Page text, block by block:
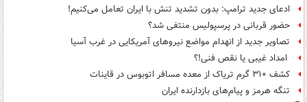
ادعای جدید ترامپ: بدون تشدید تنش با ایران تعامل می‌کنیم!
حضور قربانی در پرسپولیس منتفی شد؟
تصاویر جدید از انهدام مواضع نیروهای آمریکایی در غرب آسیا
امداد غیبی یا نقص فنی!؟
کشف ۳۱۰ گرم تریاک از معده مسافر اتوبوس در قاینات
تنگه هرمز و پیام‌های بازدارنده ایران